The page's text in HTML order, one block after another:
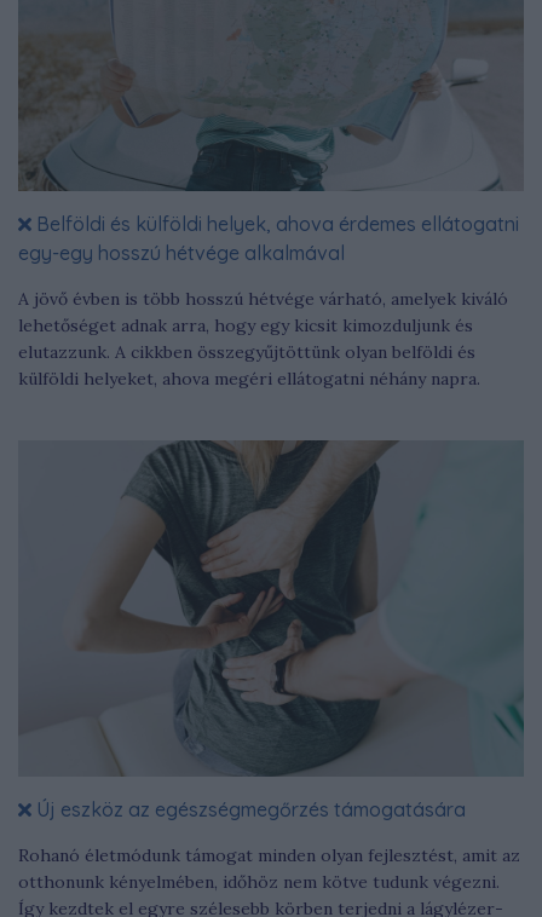
Belföldi és külföldi helyek, ahova érdemes ellátogatni
egy-egy hosszú hétvége alkalmával
A jövő évben is több hosszú hétvége várható, amelyek kiváló
lehetőséget adnak arra, hogy egy kicsit kimozduljunk és
elutazzunk. A cikkben összegyűjtöttünk olyan belföldi és
külföldi helyeket, ahova megéri ellátogatni néhány napra.
Új eszköz az egészségmegőrzés támogatására
Rohanó életmódunk támogat minden olyan fejlesztést, amit az
otthonunk kényelmében, időhöz nem kötve tudunk végezni.
Így kezdtek el egyre szélesebb körben terjedni a lágylézer-